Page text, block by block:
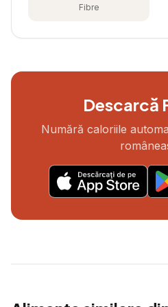
Fibre
Descarcă
Numără caloriile